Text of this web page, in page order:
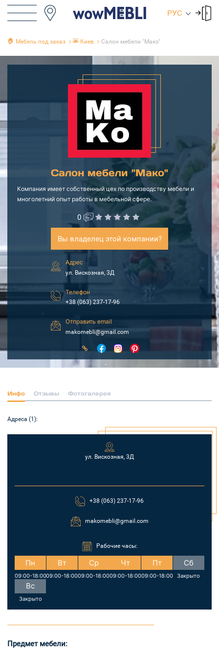
РУС
🏠 Мебель под заказ 🌇 Киев Салон мебели "Мако"
Салон мебели "Мако"
Компания имеет собственный цех по производству мебели и
многолетний опыт работы в мебельной сфере.
0
Вы владелец этой компании?
Адрес
ул. Вискозная, 3Д
Телефон
+38 (063) 237-17-96
Отправить email
makomebli@gmail.com
Инфо Отзывы Фотогалерея
Адреса (1):
ул. Вискозная, 3Д
+38 (063) 237-17-96
makomebli@gmail.com
Рабочие часы:
Пн
09:00-18:00
Вт
09:00-18:00
Ср
09:00-18:00
Чт
09:00-18:00
Пт
09:00-18:00
Сб
Закрыто
Вс
Закрыто
Предмет мебели: